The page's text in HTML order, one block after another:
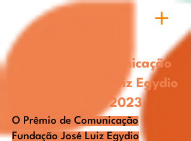
Prêmio de Comunicação
Fundação José Luiz Egydio
-2023
O Prêmio de Comunicação
Fundação José Luiz Egydio